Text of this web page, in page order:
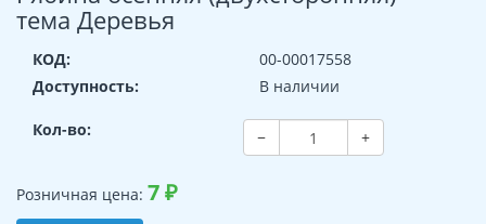
тема Деревья
КОД:
00-00017558
Доступность:
В наличии
Кол-во: − +
Розничная цена: 7₽